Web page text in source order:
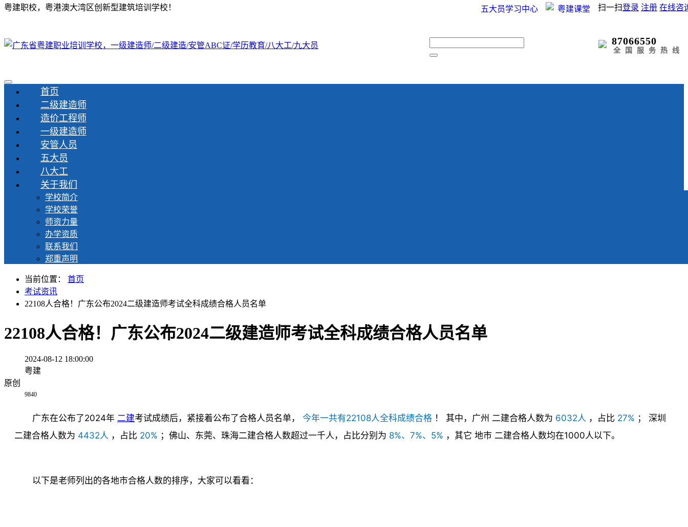
粤建职校，粤港澳大湾区创新型建筑培训学校！ 五大员学习中心 粤建课堂 登录 注册 在线咨
扫一扫
87066550
全国服务热线
首页
二级建造师
造价工程师
一级建造师
安管人员
五大员
八大工
关于我们
学校简介
学校荣誉
师资力量
办学资质
联系我们
郑重声明
当前位置：
首页
考试资讯
22108人合格！广东公布2024二级建造师考试全科成绩合格人员名单
22108人合格！广东公布2024二级建造师考试全科成绩合格人员名单
2024-08-12 18:00:00
粤建
原创
9840
广东在公布了2024年 二建考试成绩后，紧接着公布了合格人员名单， 今年一共有22108人全科成绩合格 ！ 其中，广州 二建合格人数为 6032人 ，占比 27% ；
深圳
二建合格人数为 4432人 ，占比 20% ；佛山、东莞、珠海二建合格人数超过一千人，占比分别为 8%、7%、5% ，其它 地市 二建合格人数均在1000人以下。
以下是老师列出的各地市合格人数的排序，大家可以看看：